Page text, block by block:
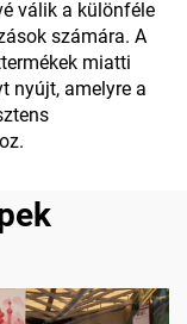
válik a különféle
számára. A
miatti
nyújt, amelyre a